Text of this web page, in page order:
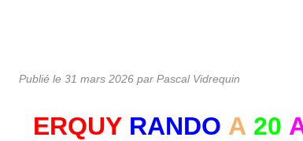
Publié le 31 mars 2026 par Pascal Vidrequin
ERQUY RANDO A 20